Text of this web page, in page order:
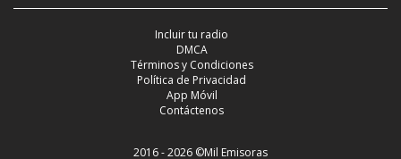
Incluir tu radio
DMCA
Términos y Condiciones
Política de Privacidad
App Móvil
Contáctenos
2016 - 2026 ©Mil Emisoras